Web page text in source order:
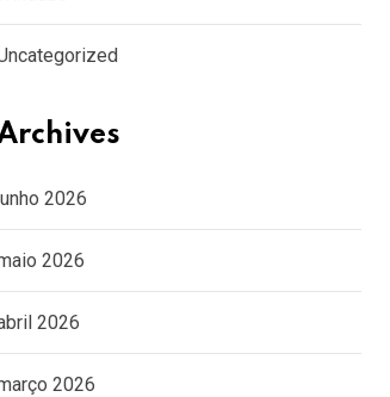
2026
2026
2026
2026